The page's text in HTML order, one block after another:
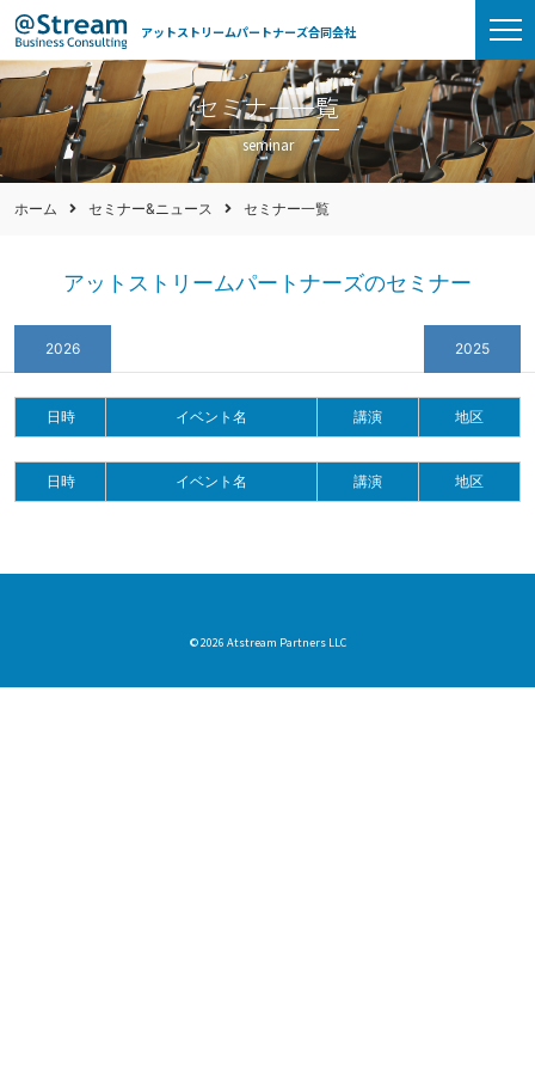
アットストリームパートナーズ合同会社
セミナー一覧
seminar
ホーム セミナー&ニュース セミナー一覧
アットストリームパートナーズのセミナー
2026 2025
日時 イベント名 講演 地区
日時 イベント名 講演 地区
© 2026 Atstream Partners LLC